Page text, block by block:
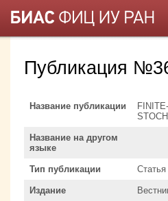
Публикация
Название публикации
Название на другом
языке
Тип публикации Статья
Издание